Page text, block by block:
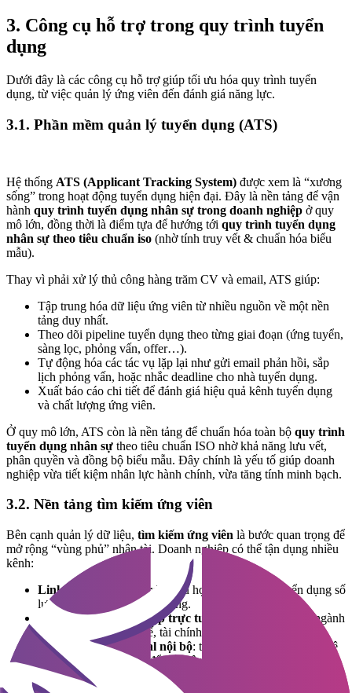
3. Công cụ hỗ trợ trong quy trình tuyển
dụng
Dưới đây là các công cụ hỗ trợ giúp tối ưu hóa quy trình tuyển
dụng, từ việc quản lý ứng viên đến đánh giá năng lực.
3.1. Phần mềm quản lý tuyển dụng (ATS)
Hệ thống ATS (Applicant Tracking System) được xem là “xương
sống” trong hoạt động tuyển dụng hiện đại. Đây là nền tảng để vận
hành quy trình tuyển dụng nhân sự trong doanh nghiệp ở quy
mô lớn, đồng thời là điểm tựa để hướng tới quy trình tuyển dụng
nhân sự theo tiêu chuẩn iso (nhờ tính truy vết & chuẩn hóa biểu
mẫu).
Thay vì phải xử lý thủ công hàng trăm CV và email, ATS giúp:
Tập trung hóa dữ liệu ứng viên từ nhiều nguồn về một nền
tảng duy nhất.
Theo dõi pipeline tuyển dụng theo từng giai đoạn (ứng tuyển,
sàng lọc, phỏng vấn, offer…).
Tự động hóa các tác vụ lặp lại như gửi email phản hồi, sắp
lịch phỏng vấn, hoặc nhắc deadline cho nhà tuyển dụng.
Xuất báo cáo chi tiết để đánh giá hiệu quả kênh tuyển dụng
và chất lượng ứng viên.
Ở quy mô lớn, ATS còn là nền tảng để chuẩn hóa toàn bộ quy trình
tuyển dụng nhân sự theo tiêu chuẩn ISO nhờ khả năng lưu vết,
phân quyền và đồng bộ biểu mẫu. Đây chính là yếu tố giúp doanh
nghiệp vừa tiết kiệm nhân lực hành chính, vừa tăng tính minh bạch.
3.2. Nền tảng tìm kiếm ứng viên
Bên cạnh quản lý dữ liệu, tìm kiếm ứng viên là bước quan trọng để
mở rộng “vùng phủ” nhân tài. Doanh nghiệp có thể tận dụng nhiều
kênh:
LinkedIn và job boards
: phù hợp với nhu cầu tuyển dụng số
lượng lớn hoặc vị trí cấp trung.
Cộng đồng nghề nghiệp trực tuyến
: hiệu quả với các ngành
đặc thù như IT, thiết kế, tài chính.
Chương trình referral nội bộ: tận dụng mạng lưới quan hệ
của nhân viên hiện tại để tiếp cận ứng viên chất lượng cao.